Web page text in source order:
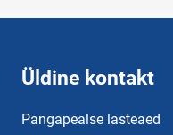
Üldine kontakt
Pangapealse lasteaed